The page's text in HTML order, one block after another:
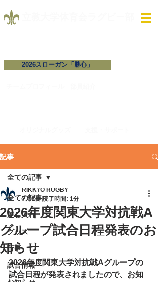
2026スローガン「勝心」
記事
全ての記事
差し入れ
グッズ
行事
試合情報
全ての記事
2026年度関東大学対抗戦A
グループ試合日程発表のお
知らせ
RIKKYO RUGBY
7月6日 読了時間: 1分
2026年度関東大学対抗戦Aグループの
試合日程が発表されましたので、お知